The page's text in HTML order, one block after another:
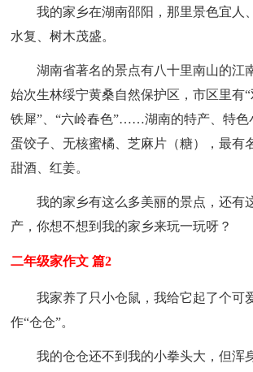
我的家乡在湖南邵阳，那里景色宜人
水复、树木茂盛。
湖南省著名的景点有八十里南山的江
始次生林绥宁黄桑自然保护区，市区里有“
铁犀”、“六岭春色”……湖南的特产、特色
蛋饺子、无核蜜橘、芝麻片（糖），最有
甜酒、红姜。
我的家乡有这么多美丽的景点，还有
产，你想不想到我的家乡来玩一玩呀？
二年级家作文 篇2
我家养了只小仓鼠，我给它起了个可
作“仓仓”。
我的仓仓还不到我的小拳头大，但浑